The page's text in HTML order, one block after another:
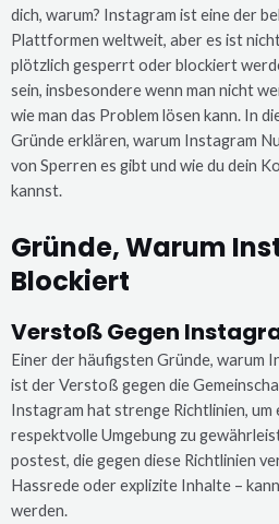
dich, warum? Instagram ist eine der
Plattformen weltweit, aber es ist
plötzlich gesperrt oder blockiert
sein, insbesondere wenn man nicht
wie man das Problem lösen kann. In
Gründe erklären, warum Instagram
von Sperren es gibt und wie du dein
kannst.
Gründe, Warum
Blockiert
Verstoß Gegen
Einer der häufigsten Gründe, warum
ist der Verstoß gegen die
Instagram hat strenge Richtlinien, um
respektvolle Umgebung zu
postest, die gegen diese Richtlinien
Hassrede oder explizite Inhalte –
werden.